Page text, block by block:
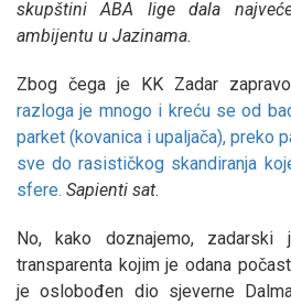
skupštini ABA lige dala
ambijentu u Jazinama.
Zbog čega je KK Zadar
razloga je mnogo i kreću se od
parket (kovanica i upaljača), preko
sve do rasističkog skandiranja
sfere. Sapienti sat.
No, kako doznajemo,
transparenta kojim je odana
je oslobođen dio sjeverne